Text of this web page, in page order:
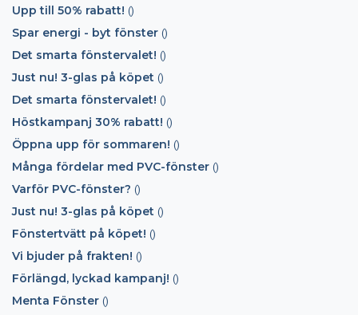
Upp till 50% rabatt! ()
Spar energi - byt fönster ()
Det smarta fönstervalet! ()
Just nu! 3-glas på köpet ()
Det smarta fönstervalet! ()
Höstkampanj 30% rabatt! ()
Öppna upp för sommaren! ()
Många fördelar med PVC-fönster ()
Varför PVC-fönster? ()
Just nu! 3-glas på köpet ()
Fönstertvätt på köpet! ()
Vi bjuder på frakten! ()
Förlängd, lyckad kampanj! ()
Menta Fönster ()